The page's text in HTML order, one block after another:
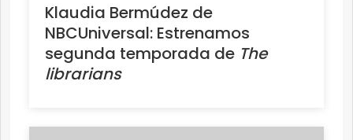
Klaudia Bermúdez de
NBCUniversal: Estrenamos
segunda temporada de The
librarians